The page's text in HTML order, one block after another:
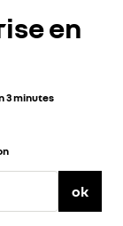
en
3 minutes
ok